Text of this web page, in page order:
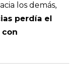
los demás,
perdía el